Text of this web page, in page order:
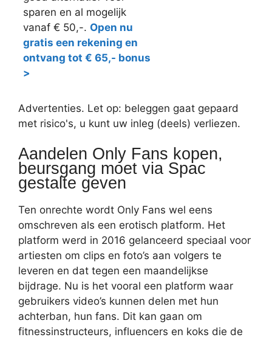
sparen en al mogelijk
vanaf € 50,-. Open nu
gratis een rekening en
ontvang tot € 65,- bonus
>
Advertenties. Let op: beleggen gaat gepaard
met risico's, u kunt uw inleg (deels) verliezen.
Aandelen Only Fans kopen,
beursgang moet via Spac
gestalte geven
Ten onrechte wordt Only Fans wel eens
omschreven als een erotisch platform. Het
platform werd in 2016 gelanceerd speciaal voor
artiesten om clips en foto’s aan volgers te
leveren en dat tegen een maandelijkse
bijdrage. Nu is het vooral een platform waar
gebruikers video’s kunnen delen met hun
achterban, hun fans. Dit kan gaan om
fitnessinstructeurs, influencers en koks die de